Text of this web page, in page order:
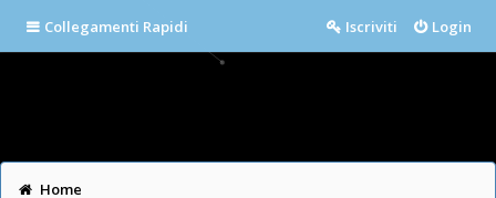
Collegamenti Rapidi Login
Iscriviti
Home